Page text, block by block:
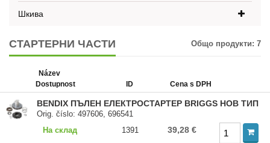
Шкива
СТАРТЕРНИ ЧАСТИ Общо продукти: 7
Název
Dostupnost
ID Cena s DPH
BENDIX ПЪЛЕН ЕЛЕКТРОСТАРТЕР BRIGGS НОВ ТИП
Orig. číslo: 497606, 696541
На склад
1391 39,28 €